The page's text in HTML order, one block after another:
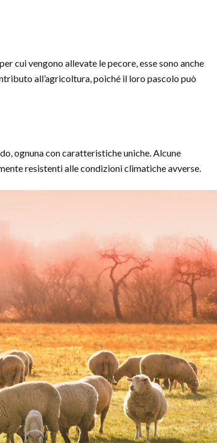
cui vengono allevate le pecore, esse sono anche
all’agricoltura, poiché il loro pascolo può
ognuna con caratteristiche uniche. Alcune
resistenti alle condizioni climatiche avverse.